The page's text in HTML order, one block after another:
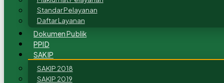
Standar Pelayanan
Daftar Layanan
Dokumen Publik
PPID
SAKIP
SAKIP 2018
SAKIP 2019